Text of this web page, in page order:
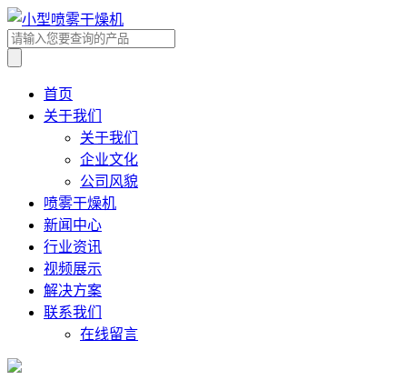
首页
关于我们
关于我们
企业文化
公司风貌
喷雾干燥机
新闻中心
行业资讯
视频展示
解决方案
联系我们
在线留言